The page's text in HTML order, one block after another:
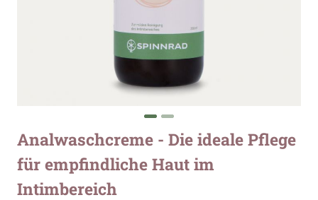
Zum
Anfang
der
Bildergalerie
springen
Analwaschcreme - Die ideale Pflege
für empfindliche Haut im
Intimbereich